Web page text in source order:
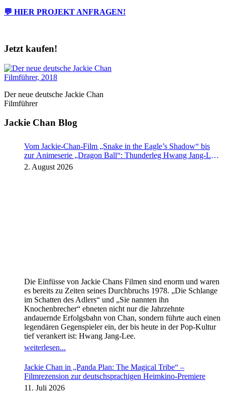
💬 HIER PROJEKT ANFRAGEN!
Jetzt kaufen!
Der neue deutsche Jackie Chan
Filmführer
Jackie Chan Blog
Vom Jackie-Chan-Film „Snake in the Eagle’s Shadow“ bis
zur Animeserie „Dragon Ball“: Thunderleg Hwang Jang-Lee
tritt globale Rechteoffensive los
2. August 2026
Die Einfüsse von Jackie Chans Filmen sind enorm und waren
es bereits zu Zeiten seines Durchbruchs 1978. „Die Schlange
im Schatten des Adlers“ und „Sie nannten ihn
Knochenbrecher“ ebneten nicht nur die Jahrzehnte
andauernde Erfolgsbahn von Chan, sondern führte auch einen
legendären Gegenspieler ein, der bis heute in der Pop-Kultur
tief verankert ist: Hwang Jang-Lee.
weiterlesen...
Jackie Chan in „Panda Plan: The Magical Tribe“ –
Filmrezension zur deutschsprachigen Heimkino-Premiere
11. Juli 2026